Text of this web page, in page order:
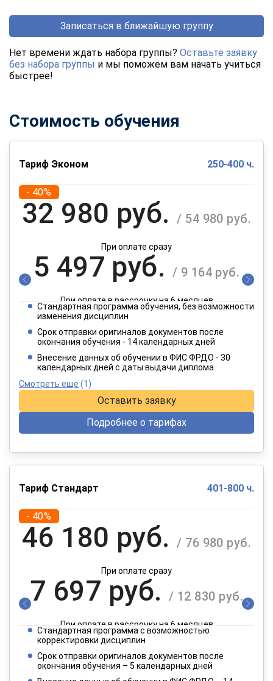
Записаться в ближайшую группу
Нет времени ждать набора группы? Оставьте заявку
без набора группы и мы поможем вам начать учиться
быстрее!
Стоимость обучения
Тариф Эконом 250-400 ч.
- 40%
32 980 руб. / 54 980 руб.
При оплате сразу
5 497 руб. / 9 164 руб.
При оплате в рассрочку на 6 месяцев
2 749 руб.
При оплате в рассрочку на 12 месяцев
Стандартная программа обучения, без возможности
изменения дисциплин
Срок отправки оригиналов документов после
окончания обучения - 14 календарных дней
Внесение данных об обучении в ФИС ФРДО - 30
календарных дней с даты выдачи диплома
Смотреть еще (1)
Оставить заявку
Подробнее о тарифах
Тариф Стандарт 401-800 ч.
- 40%
46 180 руб. / 76 980 руб.
При оплате сразу
7 697 руб. / 12 830 руб.
При оплате в рассрочку на 6 месяцев
3 849 руб.
При оплате в рассрочку на 12 месяцев
Стандартная программа с возможностью
корректировки дисциплин
Срок отправки оригиналов документов после
окончания обучения – 5 календарных дней